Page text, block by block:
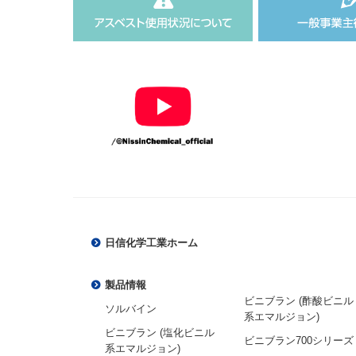
日信化学工業ホーム
製品情報
ソルバイン
ビニブラン (酢酸ビニル
系エマルジョン)
ビニブラン (塩化ビニル
系エマルジョン)
ビニブラン700シリーズ